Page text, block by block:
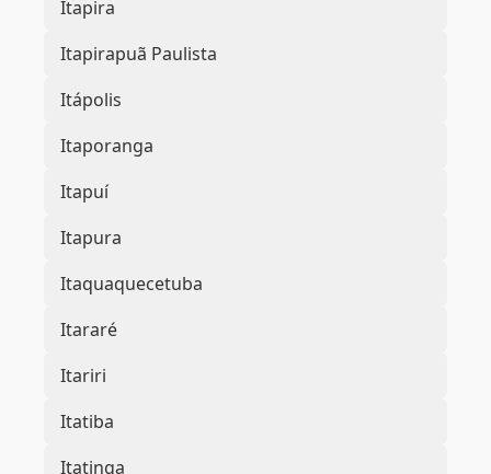
Itapira
Itapirapuã Paulista
Itápolis
Itaporanga
Itapuí
Itapura
Itaquaquecetuba
Itararé
Itariri
Itatiba
Itatinga